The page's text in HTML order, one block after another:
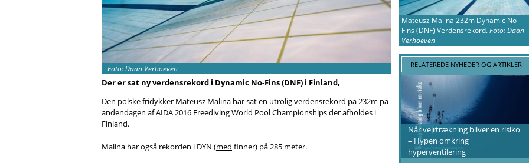
Foto: Daan Verhoeven
Der er sat ny verdensrekord i Dynamic No-Fins (DNF) i Finland,
Den polske fridykker Mateusz Malina har sat en utrolig verdensrekord på 232m på
andendagen af AIDA 2016 Freediving World Pool Championships der afholdes i
Finland.
Malina har også rekorden i DYN (med finner) på 285 meter.
Mateusz Malina 232m Dynamic No-
Fins (DNF) Verdensrekord.Foto: Daan
Verhoeven
RELATEREDE NYHEDER OG ARTIKLER
Når vejrtrækning bliver en risiko
– Hypen omkring
hyperventilering